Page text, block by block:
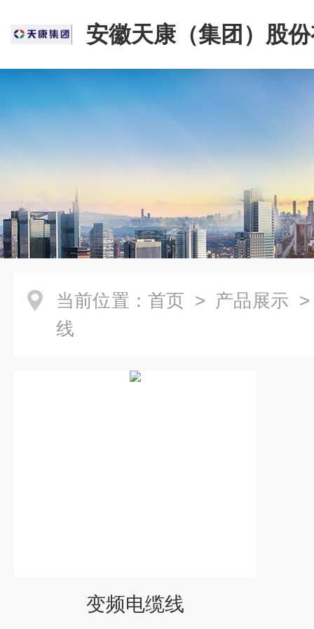
安徽天康（集团）股
司
当前位置： 首页 > 产品展示
线
变频电缆线